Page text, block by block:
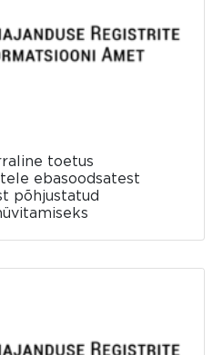
toetus
ebasoodsatest
põhjustatud